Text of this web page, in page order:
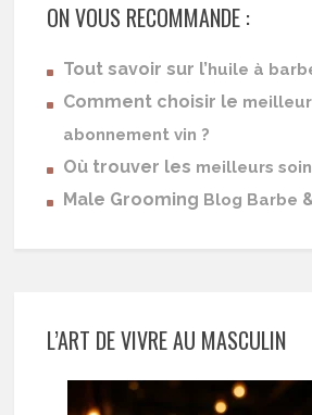
ON VOUS RECOMMANDE :
Tout savoir sur l’ huile à
Comment choisir le meilleur
abonnement vin ?
Où trouver les meilleurs
Male Grooming Blog Barbe
L’ART DE VIVRE AU MASCULIN